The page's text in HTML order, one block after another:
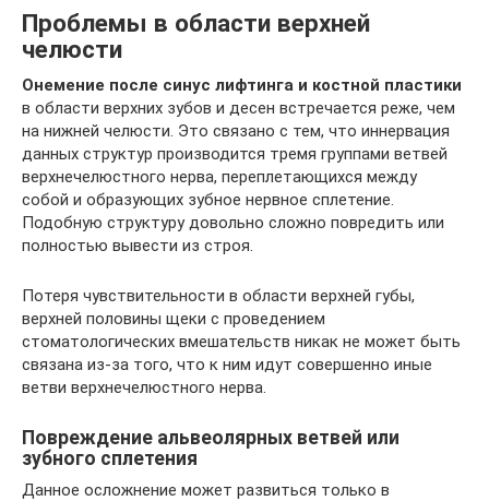
Проблемы в области верхней
челюсти
Онемение после синус лифтинга и костной пластики
в области верхних зубов и десен встречается реже, чем
на нижней челюсти. Это связано с тем, что иннервация
данных структур производится тремя группами ветвей
верхнечелюстного нерва, переплетающихся между
собой и образующих зубное нервное сплетение.
Подобную структуру довольно сложно повредить или
полностью вывести из строя.
Потеря чувствительности в области верхней губы,
верхней половины щеки с проведением
стоматологических вмешательств никак не может быть
связана из-за того, что к ним идут совершенно иные
ветви верхнечелюстного нерва.
Повреждение альвеолярных ветвей или
зубного сплетения
Данное осложнение может развиться только в